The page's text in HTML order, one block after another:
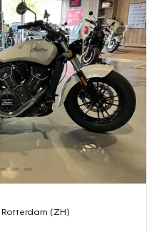
Rotterdam (ZH)